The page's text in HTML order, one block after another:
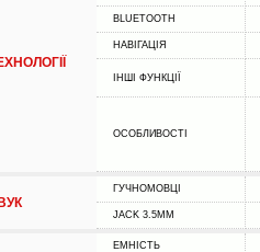
BLUETOOTH
НАВІГАЦІЯ
ІНШІ ФУНКЦІЇ
ОСОБЛИВОСТІ
ГУЧНОМОВЦІ
JACK 3.5MM
ЕМНІСТЬ